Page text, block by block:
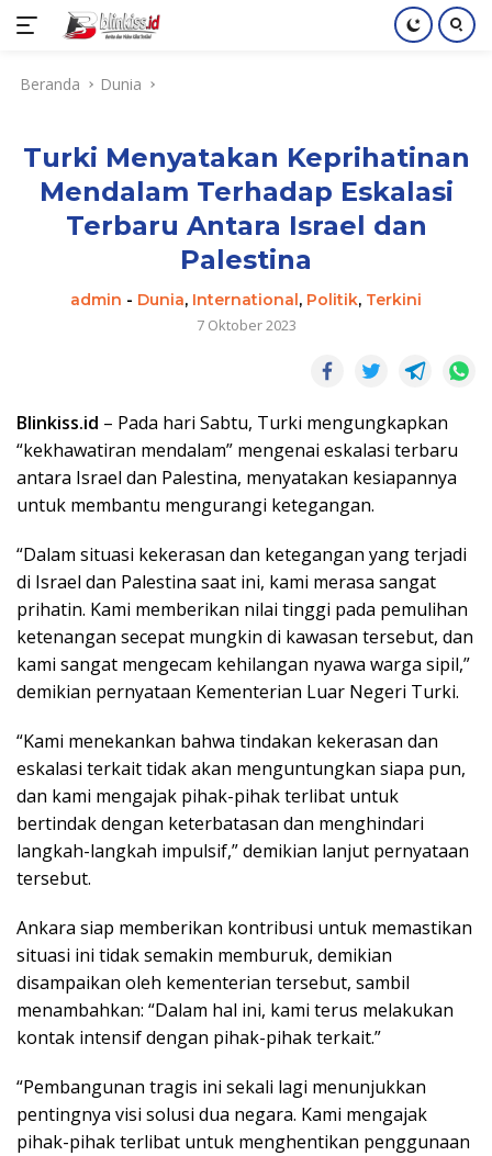
Beranda Dunia
Turki Menyatakan Keprihatinan
Mendalam Terhadap Eskalasi
Terbaru Antara Israel dan
Palestina
admin - Dunia, International, Politik, Terkini
7 Oktober 2023
Blinkiss.id – Pada hari Sabtu, Turki mengungkapkan
“kekhawatiran mendalam” mengenai eskalasi terbaru
antara Israel dan Palestina, menyatakan kesiapannya
untuk membantu mengurangi ketegangan.
“Dalam situasi kekerasan dan ketegangan yang terjadi
di Israel dan Palestina saat ini, kami merasa sangat
prihatin. Kami memberikan nilai tinggi pada pemulihan
ketenangan secepat mungkin di kawasan tersebut, dan
kami sangat mengecam kehilangan nyawa warga sipil,”
demikian pernyataan Kementerian Luar Negeri Turki.
“Kami menekankan bahwa tindakan kekerasan dan
eskalasi terkait tidak akan menguntungkan siapa pun,
dan kami mengajak pihak-pihak terlibat untuk
bertindak dengan keterbatasan dan menghindari
langkah-langkah impulsif,” demikian lanjut pernyataan
tersebut.
Ankara siap memberikan kontribusi untuk memastikan
situasi ini tidak semakin memburuk, demikian
disampaikan oleh kementerian tersebut, sambil
menambahkan: “Dalam hal ini, kami terus melakukan
kontak intensif dengan pihak-pihak terkait.”
“Pembangunan tragis ini sekali lagi menunjukkan
pentingnya visi solusi dua negara. Kami mengajak
pihak-pihak terlibat untuk menghentikan penggunaan